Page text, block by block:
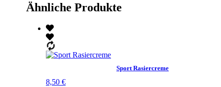
Ähnliche Produkte
Sport Rasiercreme
8,50 €